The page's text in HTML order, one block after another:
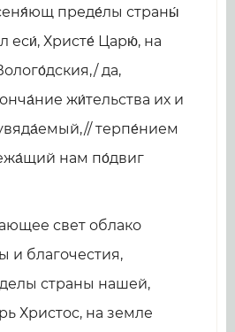
преде́лы страны́
еси́, Христе́ Царю́, на
да,
жи́тельства их и
терпе́нием
нам по́двиг
свет облако
и благочестия,
страны нашей,
Христос, на земле